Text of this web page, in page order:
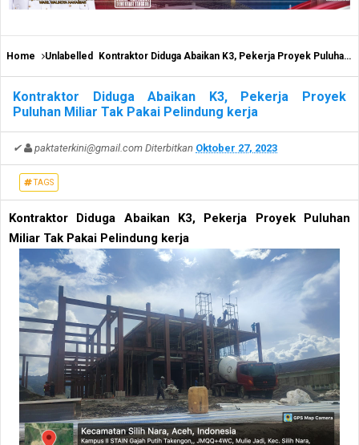
Home Unlabelled Kontraktor Diduga Abaikan K3, Pekerja Proyek Puluhan Miliar Tak Pakai Pelindung kerja
Kontraktor Diduga Abaikan K3, Pekerja Proyek
Puluhan Miliar Tak Pakai Pelindung kerja
✔ paktaterkini@gmail.com Diterbitkan Oktober 27, 2023
TAGS
Kontraktor Diduga Abaikan K3, Pekerja Proyek Puluhan
Miliar Tak Pakai Pelindung kerja